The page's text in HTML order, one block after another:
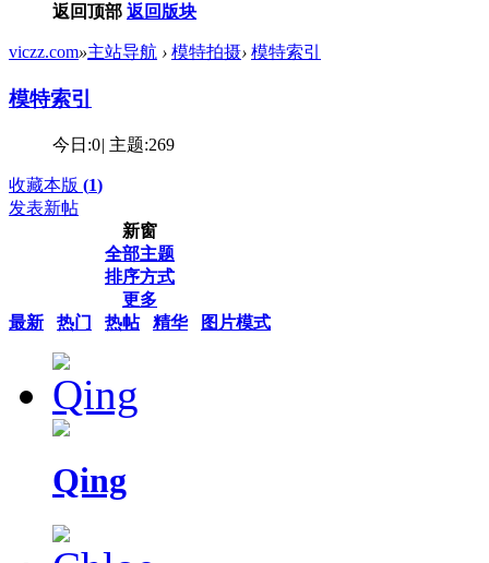
返回顶部 返回版块
viczz.com»主站导航 › 模特拍摄› 模特索引
模特索引
今日:0| 主题:269
收藏本版 (1)
发表新帖
新窗
全部主题
排序方式
更多
最新
热门 热帖 精华 图片模式
Qing